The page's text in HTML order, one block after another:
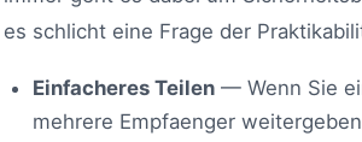
es schlicht eine Frage der
Einfacheres Teilen — Wenn Sie
mehrere Empfaenger